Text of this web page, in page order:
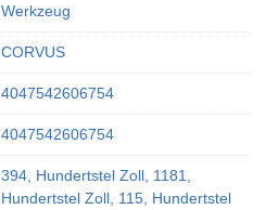
Werkzeug
CORVUS
4047542606754
4047542606754
394, Hundertstel Zoll, 1181,
Hundertstel Zoll, 115, Hundertstel